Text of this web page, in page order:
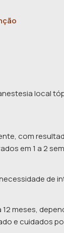
local
com
em 1 a 2
de
meses,
e cuidados